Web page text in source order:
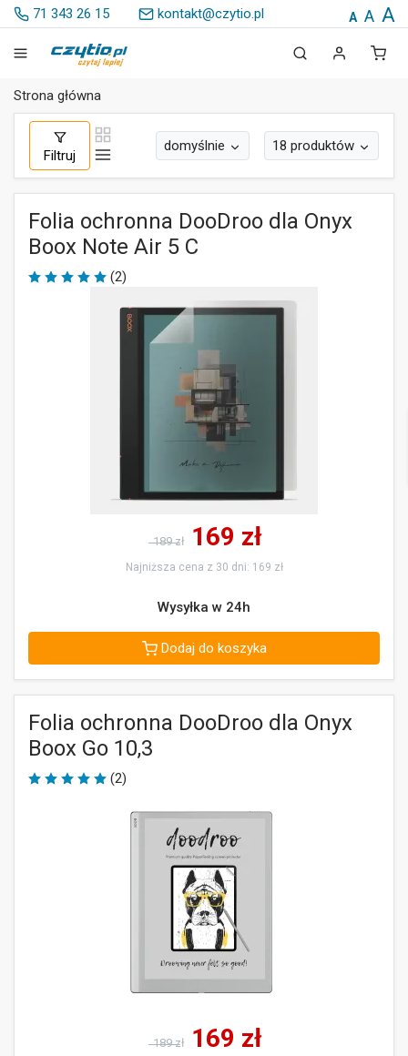
71 343 26 15 kontakt@czytio.pl A A A
Strona główna
Filtruj
domyślnie 18 produktów
Folia ochronna DooDroo dla Onyx
Boox Note Air 5 C
(2)
189 zł 169 zł
Najniższa cena z 30 dni: 169 zł
Wysyłka w 24h
Dodaj do koszyka
Folia ochronna DooDroo dla Onyx
Boox Go 10,3
(2)
189 zł 169 zł